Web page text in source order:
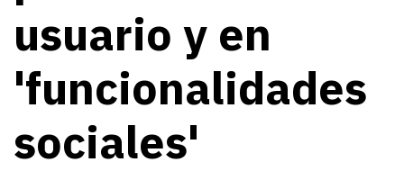
usuario y en
'funcionalidades
sociales'